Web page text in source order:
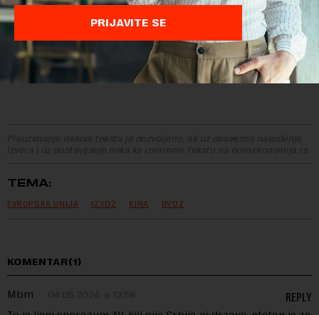
narednom periodu.
Preuzimanje delova teksta je dozvoljeno, ali uz obavezno navođenje
izvora i uz postavljanje linka ka izvornom tekstu na novaekonomija.rs
TEMA:
EVROPSKA UNIJA IZVOZ KINA UVOZ
KOMENTAR(1)
Mbm 04.05.2024. u 13:58 REPLY
PRIJAVITE SE